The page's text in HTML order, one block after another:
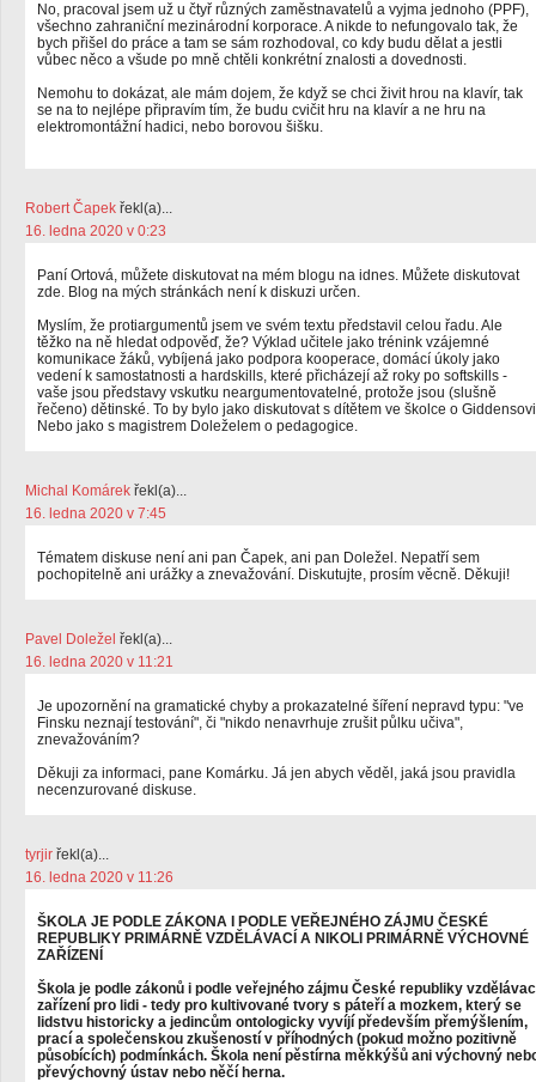
No, pracoval jsem už u čtyř různých zaměstnavatelů a vyjma jednoho (PPF),
všechno zahraniční mezinárodní korporace. A nikde to nefungovalo tak, že
bych přišel do práce a tam se sám rozhodoval, co kdy budu dělat a jestli
vůbec něco a všude po mně chtěli konkrétní znalosti a dovednosti.
Nemohu to dokázat, ale mám dojem, že když se chci živit hrou na klavír, tak
se na to nejlépe připravím tím, že budu cvičit hru na klavír a ne hru na
elektromontážní hadici, nebo borovou šišku.
Robert Čapek řekl(a)...
16. ledna 2020 v 0:23
Paní Ortová, můžete diskutovat na mém blogu na idnes. Můžete diskutovat
zde. Blog na mých stránkách není k diskuzi určen.
Myslím, že protiargumentů jsem ve svém textu představil celou řadu. Ale
těžko na ně hledat odpověď, že? Výklad učitele jako trénink vzájemné
komunikace žáků, vybíjená jako podpora kooperace, domácí úkoly jako
vedení k samostatnosti a hardskills, které přicházejí až roky po softskills -
vaše jsou představy vskutku neargumentovatelné, protože jsou (slušně
řečeno) dětinské. To by bylo jako diskutovat s dítětem ve školce o
Nebo jako s magistrem Doleželem o pedagogice.
Michal Komárek řekl(a)...
16. ledna 2020 v 7:45
Tématem diskuse není ani pan Čapek, ani pan Doležel. Nepatří sem
pochopitelně ani urážky a znevažování. Diskutujte, prosím věcně. Děkuji!
Pavel Doležel řekl(a)...
16. ledna 2020 v 11:21
Je upozornění na gramatické chyby a prokazatelné šíření nepravd typu: "ve
Finsku neznají testování", či "nikdo nenavrhuje zrušit půlku učiva",
znevažováním?
Děkuji za informaci, pane Komárku. Já jen abych věděl, jaká jsou pravidla
necenzurované diskuse.
tyrjir řekl(a)...
16. ledna 2020 v 11:26
ŠKOLA JE PODLE ZÁKONA I PODLE VEŘEJNÉHO ZÁJMU ČESKÉ
REPUBLIKY PRIMÁRNĚ VZDĚLÁVACÍ A NIKOLI PRIMÁRNĚ VÝCHOVNÉ
ZAŘÍZENÍ
Škola je podle zákonů i podle veřejného zájmu České republiky
zařízení pro lidi - tedy pro kultivované tvory s páteří a mozkem, který se
lidstvu historicky a jedincům ontologicky vyvíjí především přemýšlením,
prací a společenskou zkušeností v příhodných (pokud možno pozitivně
působících) podmínkách. Škola není pěstírna měkkýšů ani výchovný
převýchovný ústav nebo něčí herna.